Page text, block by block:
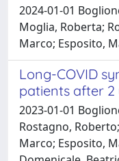
2024-01-01
Moglia, Roberta;
Marco; Esposito,
Long-COVID
patients after
2023-01-01
Rostagno,
Marco; Esposito,